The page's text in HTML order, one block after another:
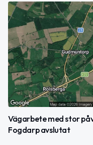
Vägarbete med stor
Fogdarp avslutat